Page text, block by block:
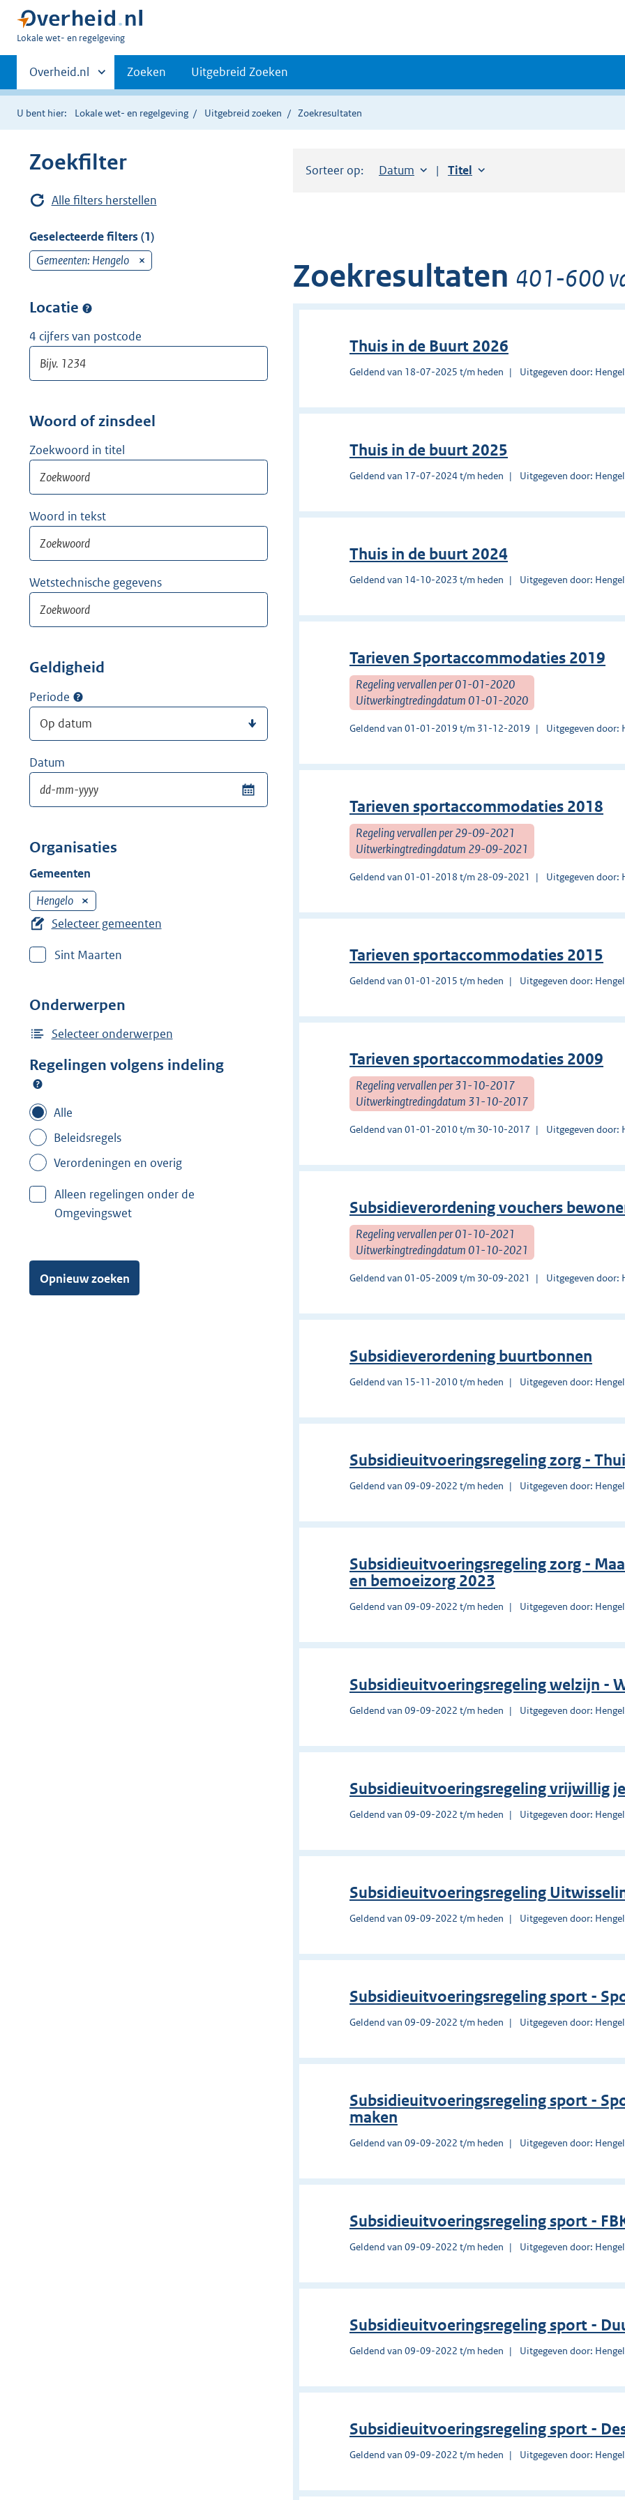
U
hier:
Lokale wet- en regelgeving
Primaire
navigatie
Andere
sites
binnen
Overheid.nl Zoeken Uitgebreid Zoeken
U bent hier: Lokale wet- en regelgeving Uitgebreid zoeken Zoekresultaten
Zoekfilter
Alle filters herstellen
Geselecteerde filters (1)
Gemeenten: Hengelo
i
Locatie
4 cijfers van postcode
Woord of zinsdeel
Zoekwoord in titel
Woord in tekst
Wetstechnische gegevens
Geldigheid
Periode
Datum
Organisaties
Gemeenten
Hengelo
e
w
d
e
f
e
r
H
e
g
e
l
Selecteer gemeenten
Sint Maarten
Onderwerpen
Selecteer onderwerpen
Regelingen volgens indeling
Alle
Beleidsregels
Verordeningen en overig
Alleen regelingen onder de
Omgevingswet
Opnieuw zoeken
Sorteer op: Sorteer op:
Datum aflopendSorteer op:
Titel oplopend
Zoekresultaten 401-600
Thuis in de Buurt 2026
Geldend van 18-07-2025 t/m heden Uitgegeven door:
Thuis in de buurt 2025
Geldend van 17-07-2024 t/m heden Uitgegeven door:
Thuis in de buurt 2024
Geldend van 14-10-2023 t/m heden Uitgegeven door:
Tarieven Sportaccommodaties 2019
Regeling vervallen per 01-01-2020
Uitwerkingtredingdatum 01-01-2020
Geldend van 01-01-2019 t/m 31-12-2019 Uitgegeven door:
Tarieven sportaccommodaties 2018
Regeling vervallen per 29-09-2021
Uitwerkingtredingdatum 29-09-2021
Geldend van 01-01-2018 t/m 28-09-2021 Uitgegeven door:
Tarieven sportaccommodaties 2015
Geldend van 01-01-2015 t/m heden Uitgegeven door:
Tarieven sportaccommodaties 2009
Regeling vervallen per 31-10-2017
Uitwerkingtredingdatum 31-10-2017
Geldend van 01-01-2010 t/m 30-10-2017 Uitgegeven door:
Subsidieverordening vouchers
Regeling vervallen per 01-10-2021
Uitwerkingtredingdatum 01-10-2021
Geldend van 01-05-2009 t/m 30-09-2021 Uitgegeven door:
Subsidieverordening buurtbonnen
Geldend van 15-11-2010 t/m heden Uitgegeven door:
Subsidieuitvoeringsregeling zorg -
Geldend van 09-09-2022 t/m heden Uitgegeven door:
Subsidieuitvoeringsregeling zorg -
en bemoeizorg 2023
Geldend van 09-09-2022 t/m heden Uitgegeven door:
Subsidieuitvoeringsregeling welzijn -
Geldend van 09-09-2022 t/m heden Uitgegeven door:
Subsidieuitvoeringsregeling vrijwillig
Geldend van 09-09-2022 t/m heden Uitgegeven door:
Subsidieuitvoeringsregeling
Geldend van 09-09-2022 t/m heden Uitgegeven door:
Subsidieuitvoeringsregeling sport -
Geldend van 09-09-2022 t/m heden Uitgegeven door:
Subsidieuitvoeringsregeling sport -
maken
Geldend van 09-09-2022 t/m heden Uitgegeven door:
Subsidieuitvoeringsregeling sport -
Geldend van 09-09-2022 t/m heden Uitgegeven door:
Subsidieuitvoeringsregeling sport -
Geldend van 09-09-2022 t/m heden Uitgegeven door:
Subsidieuitvoeringsregeling sport -
Geldend van 09-09-2022 t/m heden Uitgegeven door: